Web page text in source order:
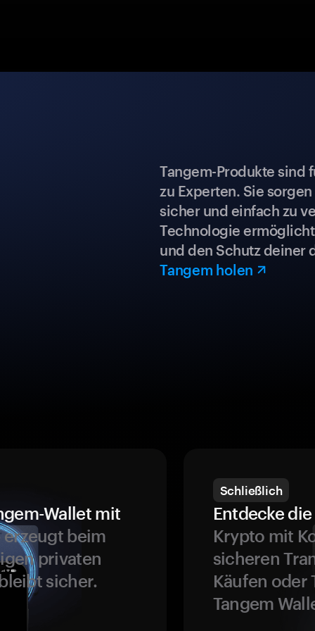
Tangem-Produkte sind
zu Experten. Sie
sicher und einfach zu
Technologie
und den Schutz deiner
Tangem holen
Wallet mit
beim
privaten
sicher.
Schließlich
Entdecke
Krypto mit
sicheren
Käufen oder
Tangem